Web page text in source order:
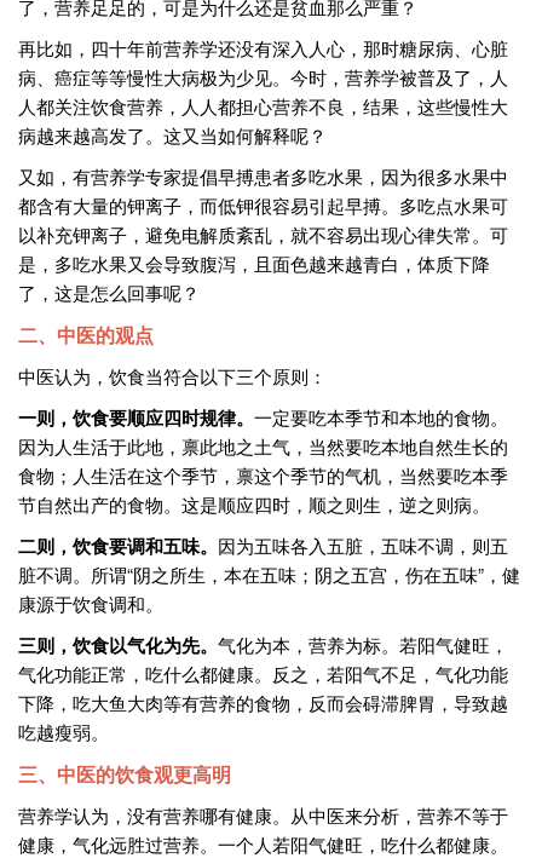
了，营养足足的，可是为什么还是贫血那么严重？
再比如，四十年前营养学还没有深入人心，那时糖尿病、心脏
病、癌症等等慢性大病极为少见。今时，营养学被普及了，人
人都关注饮食营养，人人都担心营养不良，结果，这些慢性大
病越来越高发了。这又当如何解释呢？
又如，有营养学专家提倡早搏患者多吃水果，因为很多水果中
都含有大量的钾离子，而低钾很容易引起早搏。多吃点水果可
以补充钾离子，避免电解质紊乱，就不容易出现心律失常。可
是，多吃水果又会导致腹泻，且面色越来越青白，体质下降
了，这是怎么回事呢？
二、中医的观点
中医认为，饮食当符合以下三个原则：
一则，饮食要顺应四时规律。 一定要吃本季节和本地的食物。
因为人生活于此地，禀此地之土气，当然要吃本地自然生长的
食物；人生活在这个季节，禀这个季节的气机，当然要吃本季
节自然出产的食物。这是顺应四时，顺之则生，逆之则病。
二则，饮食要调和五味。 因为五味各入五脏，五味不调，则五
脏不调。所谓“阴之所生，本在五味；阴之五宫，伤在五味”，健
康源于饮食调和。
三则，饮食以气化为先。 气化为本，营养为标。若阳气健旺，
气化功能正常，吃什么都健康。反之，若阳气不足，气化功能
下降，吃大鱼大肉等有营养的食物，反而会碍滞脾胃，导致越
吃越瘦弱。
三、中医的饮食观更高明
营养学认为，没有营养哪有健康。从中医来分析，营养不等于
健康，气化远胜过营养。一个人若阳气健旺，吃什么都健康。